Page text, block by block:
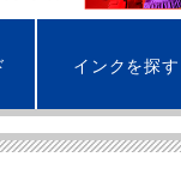
インクを探す